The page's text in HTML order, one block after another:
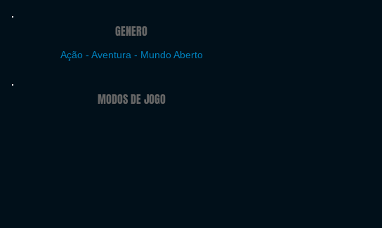
GENERO
Ação - Aventura - Mundo Aberto
MODOS DE JOGO